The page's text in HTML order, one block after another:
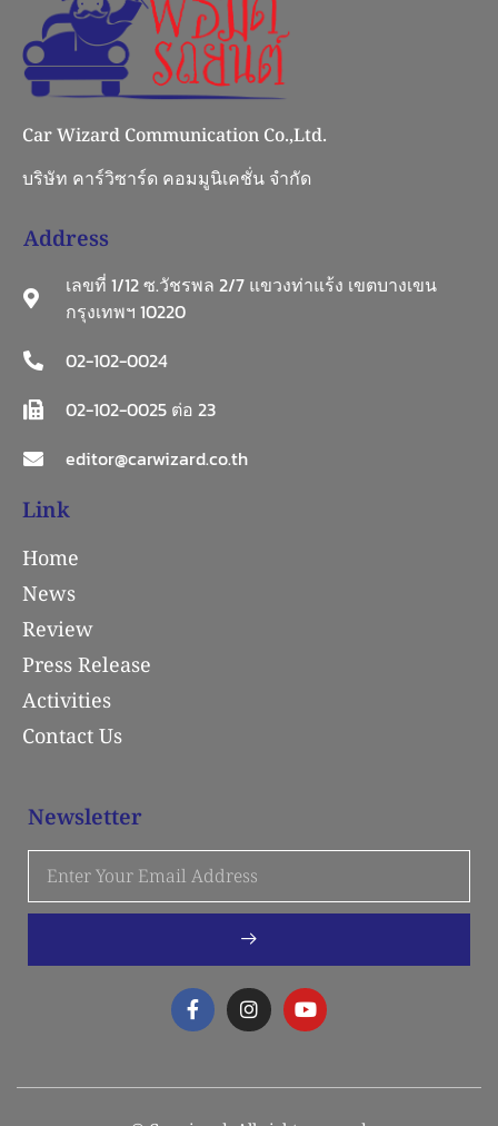
Car Wizard Communication Co.,Ltd.
บริษัท คาร์วิซาร์ด คอมมูนิเคชั่น จำกัด
Address
เลขที่ 1/12 ซ.วัชรพล 2/7 แขวงท่าแร้ง เขตบางเขน
กรุงเทพฯ 10220
02-102-0024
02-102-0025 ต่อ 23
editor@carwizard.co.th
Link
Home
News
Review
Press Release
Activities
Contact Us
Newsletter